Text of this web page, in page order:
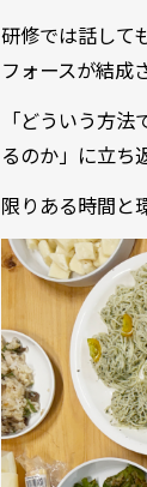
研修では話して
フォースが結成
「どういう方
るのか」に立ち
限りある時間と